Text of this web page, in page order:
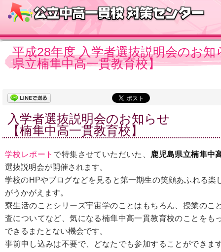
平成28年度 入学者選抜説明会のお知
県立楠隼中高一貫教育校】
入学者選抜説明会のお知らせ
【楠隼中高一貫教育校】
学校レポート で特集させていただいた、
鹿児島県立楠隼中
選抜説明会が開催されます。
学校のHPやブログなどを見ると第一期生の笑顔あふれる楽
がうかがえます。
寮生活のことシリーズ宇宙学のことはもちろん、授業のこ
査についてなど、気になる楠隼中高一貫教育校のことをも
できるまたとない機会です。
事前申し込みは不要で、どなたでも参加することができま